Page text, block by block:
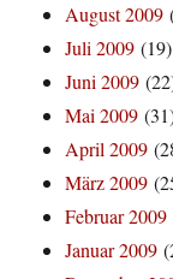
August 2009
Juli 2009 (19)
Juni 2009
Mai 2009
April 2009
März 2009
Februar 2009
Januar 2009